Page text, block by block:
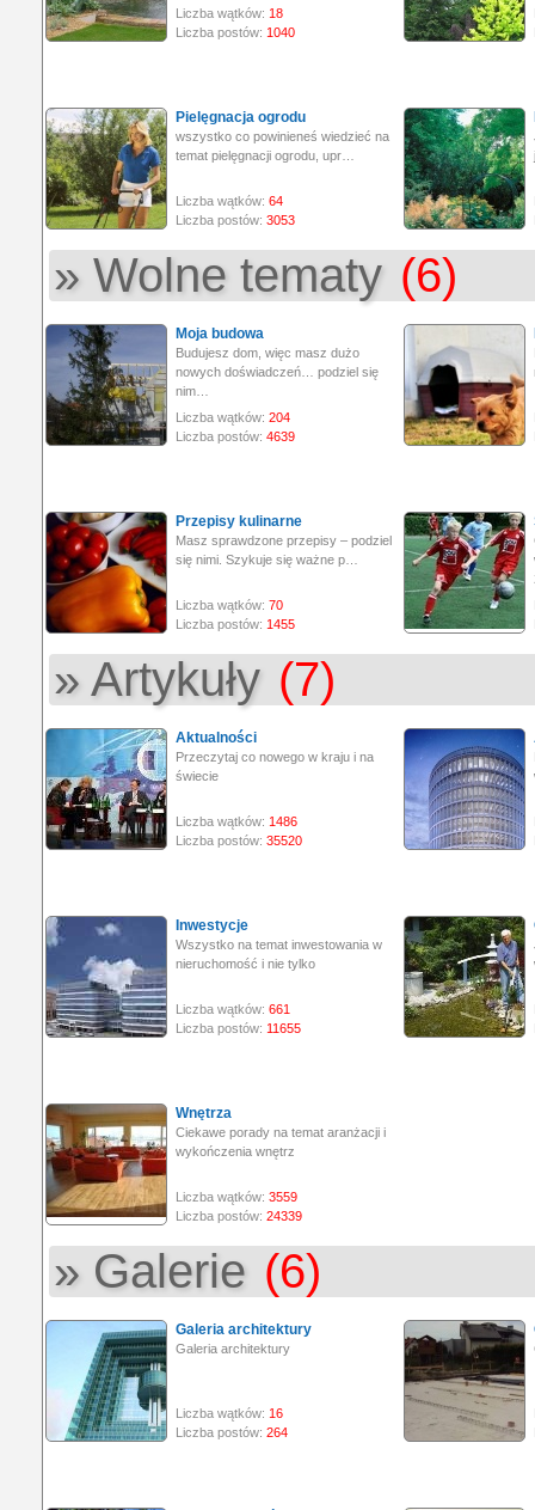
Liczba wątków: 18
Liczba postów: 1040
Pielęgnacja ogrodu
wszystko co powinieneś wiedzieć na
temat pielęgnacji ogrodu, upr…
Liczba wątków: 64
Liczba postów: 3053
» Wolne tematy (6)
Moja budowa
Budujesz dom, więc masz dużo
nowych doświadczeń… podziel się
nim…
Liczba wątków: 204
Liczba postów: 4639
Przepisy kulinarne
Masz sprawdzone przepisy – podziel
się nimi. Szykuje się ważne p…
Liczba wątków: 70
Liczba postów: 1455
» Artykuły (7)
Aktualności
Przeczytaj co nowego w kraju i na
świecie
Liczba wątków: 1486
Liczba postów: 35520
Inwestycje
Wszystko na temat inwestowania w
nieruchomość i nie tylko
Liczba wątków: 661
Liczba postów: 11655
Wnętrza
Ciekawe porady na temat aranżacji i
wykończenia wnętrz
Liczba wątków: 3559
Liczba postów: 24339
» Galerie (6)
Galeria architektury
Galeria architektury
Liczba wątków: 16
Liczba postów: 264